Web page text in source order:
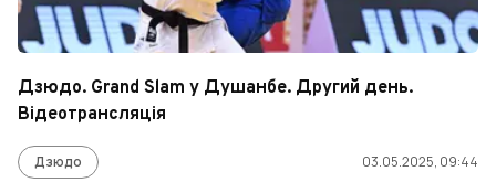
Дзюдо. Grand Slam у Душанбе. Другий день.
Відеотрансляція
Дзюдо 03.05.2025, 09:44